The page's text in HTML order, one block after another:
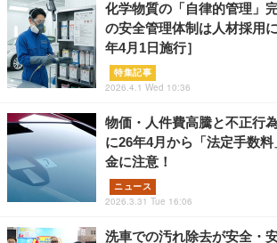
化学物質の「自律的管理」
の安全管理体制は人材採用
年4月1日施行］
特集記事
2026.4.1 Wed 10:36
物価・人件費高騰と不正行
に26年4月から「法定手数
金に注意！
ニュース
2026.3.31 Tue 16:06
洗車での汚れ除去が安全・